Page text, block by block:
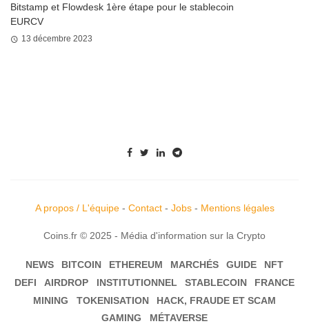
Bitstamp et Flowdesk 1ère étape pour le stablecoin
EURCV
13 décembre 2023
A propos / L'équipe- Contact- Jobs- Mentions légales
Coins.fr © 2025 - Média d'information sur la Crypto
NEWS BITCOIN ETHEREUM MARCHÉS GUIDE
NFT
DEFI
AIRDROP INSTITUTIONNEL STABLECOIN
FRANCE
MINING
TOKENISATION
HACK, FRAUDE ET SCAM
GAMING
MÉTAVERSE